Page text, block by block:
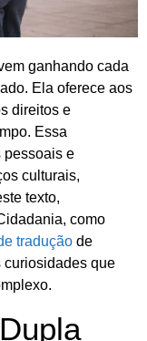
ganhando cada
Ela oferece aos
direitos e
Essa
pessoais e
culturais,
texto,
como
tradução de
curiosidades que